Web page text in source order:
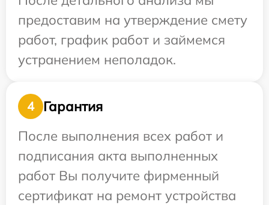
предоставим на утверждение смету
работ, график работ и займемся
устранением неполадок.
4
Гарантия
После выполнения всех работ и
подписания акта выполненных
работ Вы получите фирменный
сертификат на ремонт устройства